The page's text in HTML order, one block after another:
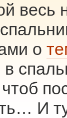
весь
о
в
И